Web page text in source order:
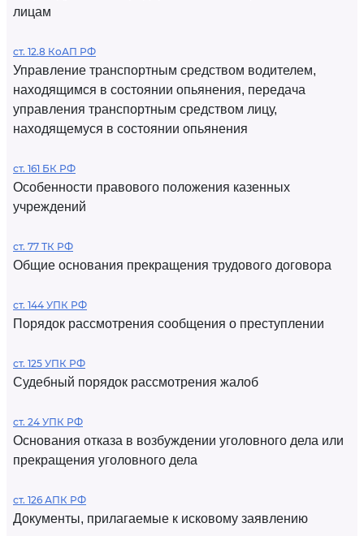
лицам
ст. 12.8 КоАП РФ
Управление транспортным средством водителем,
находящимся в состоянии опьянения, передача
управления транспортным средством лицу,
находящемуся в состоянии опьянения
ст. 161 БК РФ
Особенности правового положения казенных
учреждений
ст. 77 ТК РФ
Общие основания прекращения трудового договора
ст. 144 УПК РФ
Порядок рассмотрения сообщения о преступлении
ст. 125 УПК РФ
Судебный порядок рассмотрения жалоб
ст. 24 УПК РФ
Основания отказа в возбуждении уголовного дела или
прекращения уголовного дела
ст. 126 АПК РФ
Документы, прилагаемые к исковому заявлению